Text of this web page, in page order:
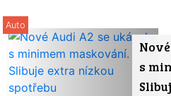
s
Auto